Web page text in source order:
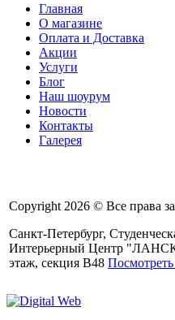
Главная
О магазине
Оплата и Доставка
Акции
Услуги
Блог
Наш шоурум
Новости
Контакты
Галерея
Copyright 2026 © Все права
Санкт-Петербург,
Интерьерный Центр
этаж, секция В48 Посмотреть